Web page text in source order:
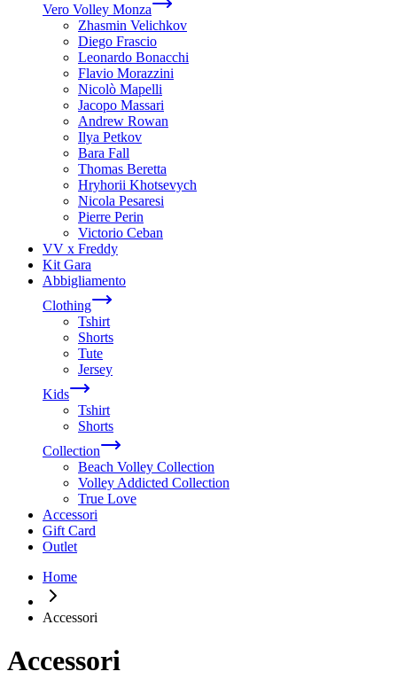
Vero Volley Monza
Zhasmin Velichkov
Diego Frascio
Leonardo Bonacchi
Flavio Morazzini
Nicolò Mapelli
Jacopo Massari
Andrew Rowan
Ilya Petkov
Bara Fall
Thomas Beretta
Hryhorii Khotsevych
Nicola Pesaresi
Pierre Perin
Victorio Ceban
VV x Freddy
Kit Gara
Abbigliamento
Clothing
Tshirt
Shorts
Tute
Jersey
Kids
Tshirt
Shorts
Collection
Beach Volley Collection
Volley Addicted Collection
True Love
Accessori
Gift Card
Outlet
Home
Accessori
Accessori